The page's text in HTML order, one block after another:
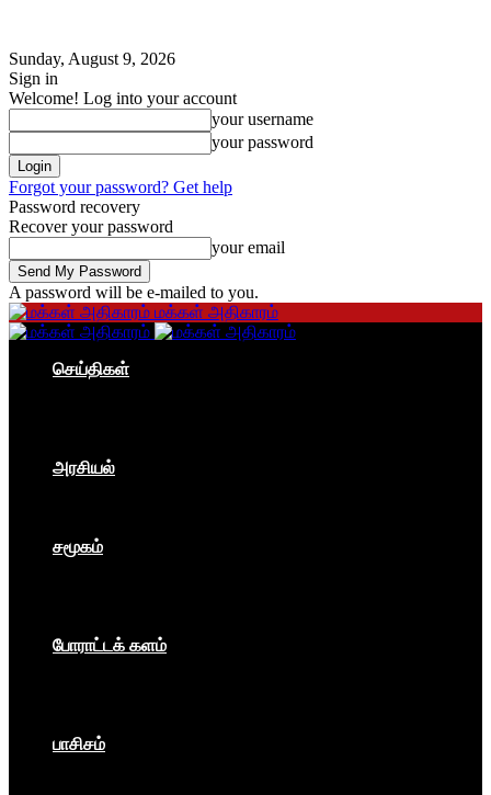
Sunday, August 9, 2026
Sign in
Welcome! Log into your account
your username
your password
Forgot your password? Get help
Password recovery
Recover your password
your email
A password will be e-mailed to you.
மக்கள் அதிகாரம்
செய்திகள்
அரசியல்
சமூகம்
போராட்டக் களம்
பாசிசம்